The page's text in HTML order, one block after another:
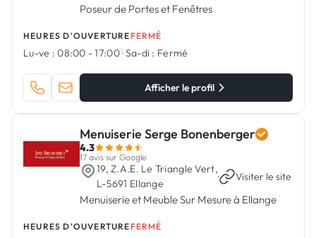
Poseur de Portes et Fenêtres
HEURES D'OUVERTURE FERMÉ
Lu-ve : 08:00 - 17:00·Sa-di : Fermé
Afficher le profil
Menuiserie Serge Bonenberger
4.3
17 avis sur Google
19, Z.A.E. Le Triangle Vert,
L-5691 Ellange
· Visiter le site
Menuiserie et Meuble Sur Mesure à Ellange
HEURES D'OUVERTURE FERMÉ